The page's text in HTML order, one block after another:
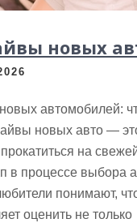
новых
автомобилей:
новых авто —
на
в процессе выбора
понимают,
оценить не только